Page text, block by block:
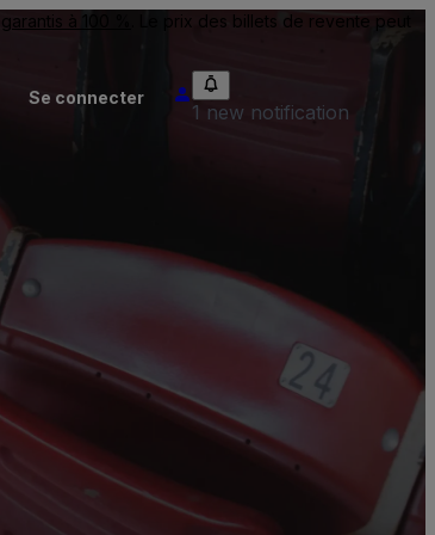
garantis à 100 %
. Le prix des billets de revente peut
Se connecter
1 new notification